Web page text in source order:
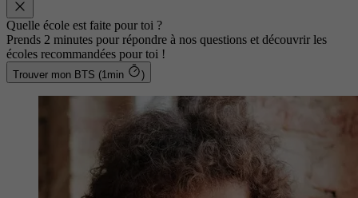
Quelle école est faite pour toi ?
Prends 2 minutes pour répondre à nos questions et découvrir les
écoles recommandées pour toi !
Trouver mon BTS (1min )